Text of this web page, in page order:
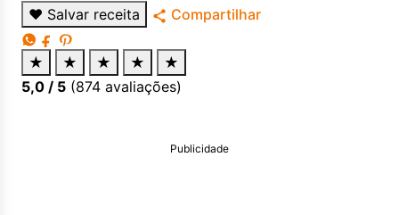
♥ Salvar receita Compartilhar
★ ★ ★ ★
★
5,0 / 5 (874 avaliações)
Publicidade